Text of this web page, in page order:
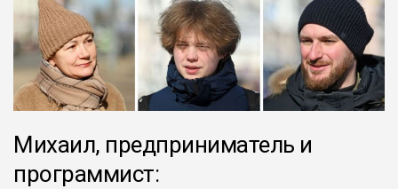
Михаил, предприниматель и
программист: